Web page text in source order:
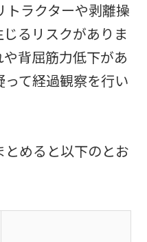
トラクターや剥離操
るリスクがありま
背屈筋力低下があ
て経過観察を行い
とめると以下のとお